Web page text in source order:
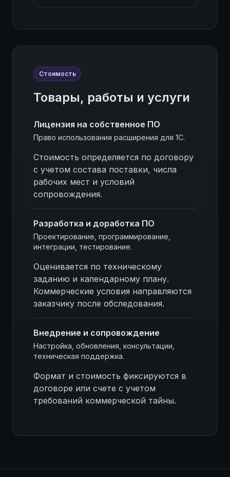
Стоимость
Товары, работы и услуги
Лицензия на собственное ПО
Право использования расширения для 1С.
Стоимость определяется по договору
с учетом состава поставки, числа
рабочих мест и условий
сопровождения.
Разработка и доработка ПО
Проектирование, программирование,
интеграции, тестирование.
Оценивается по техническому
заданию и календарному плану.
Коммерческие условия направляются
заказчику после обследования.
Внедрение и сопровождение
Настройка, обновления, консультации,
техническая поддержка.
Формат и стоимость фиксируются в
договоре или счете с учетом
требований коммерческой тайны.